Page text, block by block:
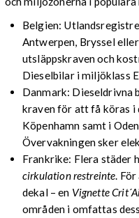
Belgien:
Antwerpen, Bryssel
utsläppskraven och
Dieselbilar i miljöklass
Danmark: Dieseldrivna
kraven för att få köras i
Köpenhamn samt i
Övervakningen sker
Frankrike: Flera städer
cirkulation restreinte .
dekal – en Vignette
områden i omfattas